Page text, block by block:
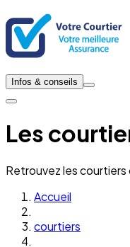
Infos & conseils
Les
Retrouvez les
Accueil
courtiers